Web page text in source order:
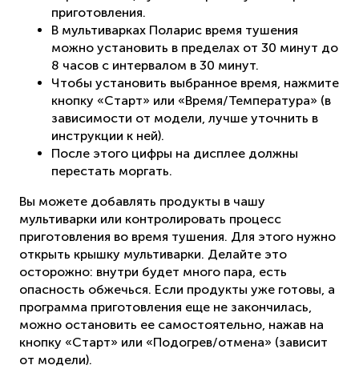
приготовления.
В мультиварках Поларис время тушения
можно установить в пределах от 30 минут до
8 часов с интервалом в 30 минут.
Чтобы установить выбранное время, нажмите
кнопку «Старт» или «Время/Температура» (в
зависимости от модели, лучше уточнить в
инструкции к ней).
После этого цифры на дисплее должны
перестать моргать.
Вы можете добавлять продукты в чашу
мультиварки или контролировать процесс
приготовления во время тушения. Для этого нужно
открыть крышку мультиварки. Делайте это
осторожно: внутри будет много пара, есть
опасность обжечься. Если продукты уже готовы, а
программа приготовления еще не закончилась,
можно остановить ее самостоятельно, нажав на
кнопку «Старт» или «Подогрев/отмена» (зависит
от модели).